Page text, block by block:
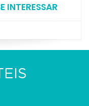
INTERESSAR